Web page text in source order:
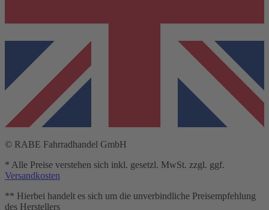
© RABE Fahrradhandel GmbH
* Alle Preise verstehen sich inkl. gesetzl. MwSt. zzgl. ggf.
Versandkosten
** Hierbei handelt es sich um die unverbindliche Preisempfehlung
des Herstellers